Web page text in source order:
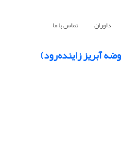
داوران تماس با ما
آبریز زاینده‌رود)